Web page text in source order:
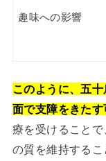
趣味への影響
このように、五
面で支障をきたす
療を受けること
の質を維持するこ